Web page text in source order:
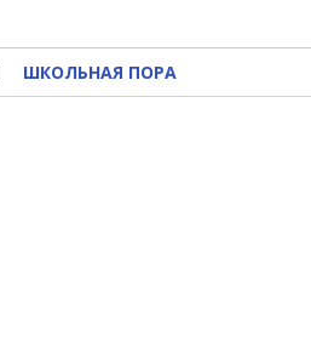
ШКОЛЬНАЯ ПОРА